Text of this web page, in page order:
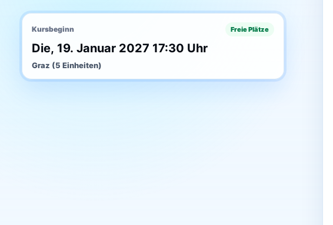
Kursbeginn Freie Plätze
Die, 19. Januar 2027 17:30 Uhr
Graz (5 Einheiten)